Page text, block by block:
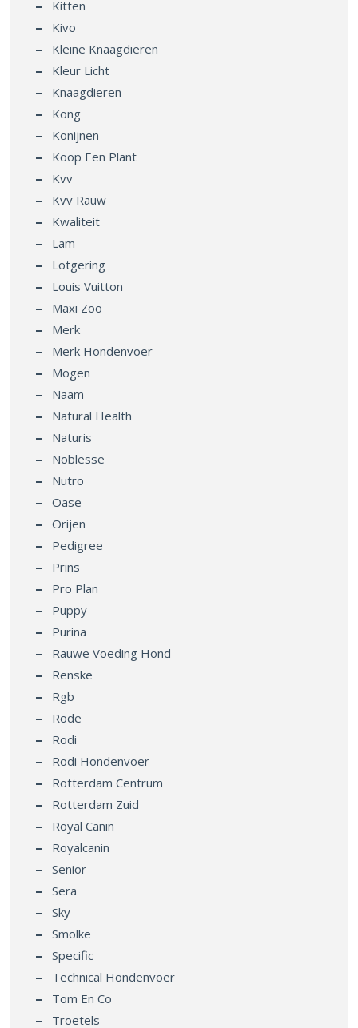
Kitten
Kivo
Kleine Knaagdieren
Kleur Licht
Knaagdieren
Kong
Konijnen
Koop Een Plant
Kvv
Kvv Rauw
Kwaliteit
Lam
Lotgering
Louis Vuitton
Maxi Zoo
Merk
Merk Hondenvoer
Mogen
Naam
Natural Health
Naturis
Noblesse
Nutro
Oase
Orijen
Pedigree
Prins
Pro Plan
Puppy
Purina
Rauwe Voeding Hond
Renske
Rgb
Rode
Rodi
Rodi Hondenvoer
Rotterdam Centrum
Rotterdam Zuid
Royal Canin
Royalcanin
Senior
Sera
Sky
Smolke
Specific
Technical Hondenvoer
Tom En Co
Troetels